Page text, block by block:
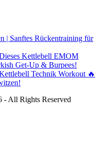
| Sanftes Rückentraining für
Kettlebell EMOM
Get-Up & Burpees!
Technik Workout 🔥
- All Rights Reserved